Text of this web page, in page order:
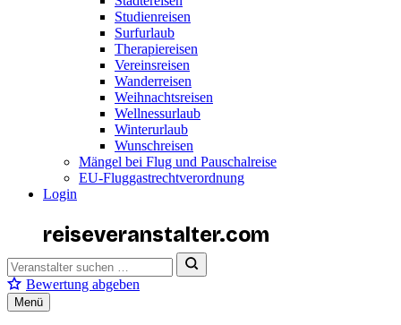
Studienreisen
Surfurlaub
Therapiereisen
Vereinsreisen
Wanderreisen
Weihnachtsreisen
Wellnessurlaub
Winterurlaub
Wunschreisen
Mängel bei Flug und Pauschalreise
EU-Fluggastrechtverordnung
Login
reiseveranstalter.com
Bewertung abgeben
Menü